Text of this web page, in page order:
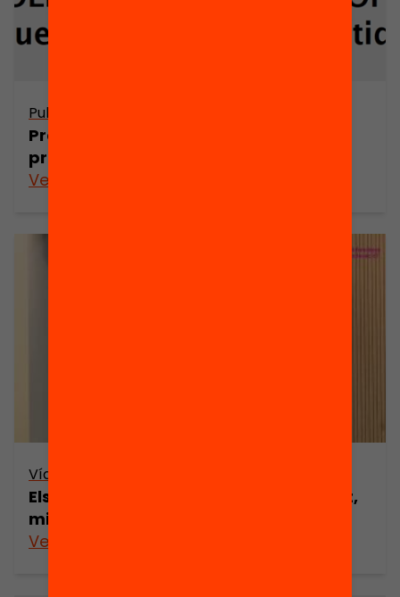
Publicació
Presentació: Com volem que sigui la
professió docent?
Veure’n més
Vídeo
Els incentius econòmics al professorat,
milloren els resultats educatius?
Veure’n més